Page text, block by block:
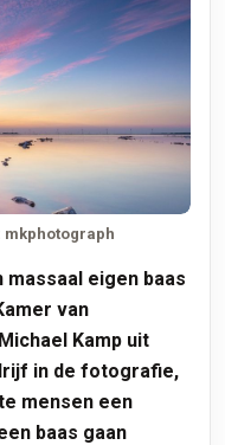
mkphotograph
eigen baas
van
Kamp uit
in de fotografie,
mensen een
baas gaan